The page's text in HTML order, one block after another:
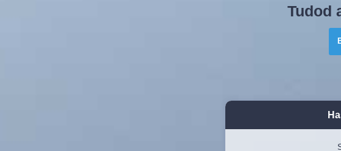
Tudod